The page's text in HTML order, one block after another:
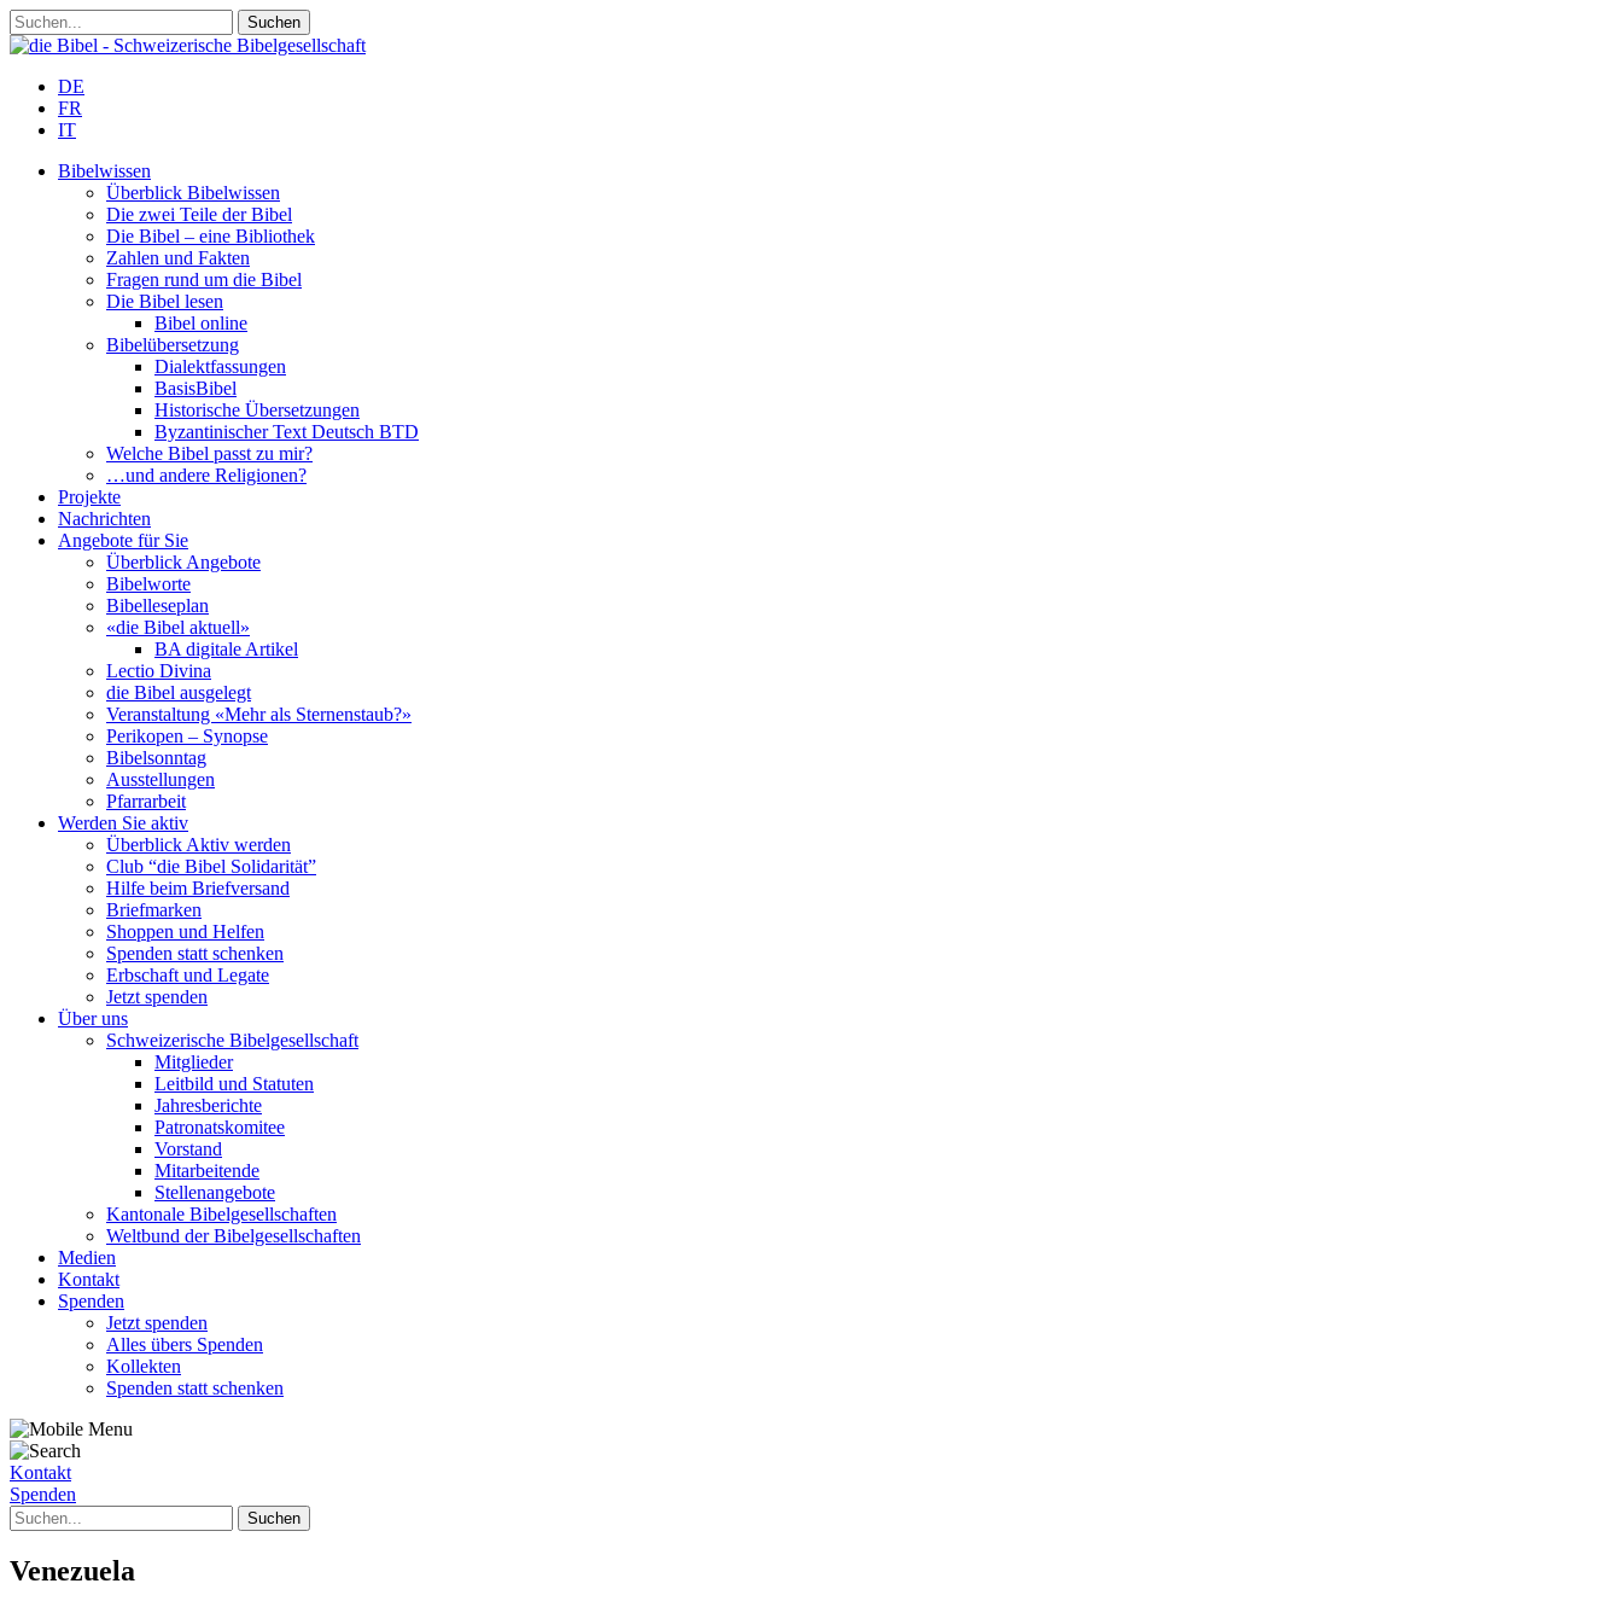
DE
FR
IT
Bibelwissen
Überblick Bibelwissen
Die zwei Teile der Bibel
Die Bibel – eine Bibliothek
Zahlen und Fakten
Fragen rund um die Bibel
Die Bibel lesen
Bibel online
Bibelübersetzung
Dialektfassungen
BasisBibel
Historische Übersetzungen
Byzantinischer Text Deutsch BTD
Welche Bibel passt zu mir?
…und andere Religionen?
Projekte
Nachrichten
Angebote für Sie
Überblick Angebote
Bibelworte
Bibelleseplan
«die Bibel aktuell»
BA digitale Artikel
Lectio Divina
die Bibel ausgelegt
Veranstaltung «Mehr als Sternenstaub?»
Perikopen – Synopse
Bibelsonntag
Ausstellungen
Pfarrarbeit
Werden Sie aktiv
Überblick Aktiv werden
Club “die Bibel Solidarität”
Hilfe beim Briefversand
Briefmarken
Shoppen und Helfen
Spenden statt schenken
Erbschaft und Legate
Jetzt spenden
Über uns
Schweizerische Bibelgesellschaft
Mitglieder
Leitbild und Statuten
Jahresberichte
Patronatskomitee
Vorstand
Mitarbeitende
Stellenangebote
Kantonale Bibelgesellschaften
Weltbund der Bibelgesellschaften
Medien
Kontakt
Spenden
Jetzt spenden
Alles übers Spenden
Kollekten
Spenden statt schenken
Kontakt
Spenden
Venezuela